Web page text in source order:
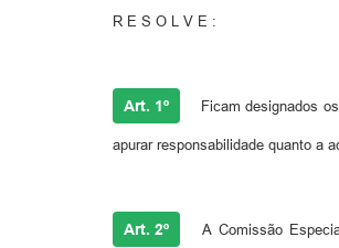
R E S O L V E :
Art. 1º Ficam designados
apurar responsabilidade quanto a
Art. 2º A Comissão